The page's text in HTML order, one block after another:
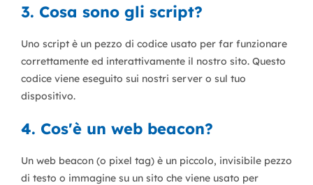
3. Cosa sono gli script?
Uno script è un pezzo di codice usato per far funzionare
correttamente ed interattivamente il nostro sito. Questo
codice viene eseguito sui nostri server o sul tuo
dispositivo.
4. Cos'è un web beacon?
Un web beacon (o pixel tag) è un piccolo, invisibile pezzo
di testo o immagine su un sito che viene usato per